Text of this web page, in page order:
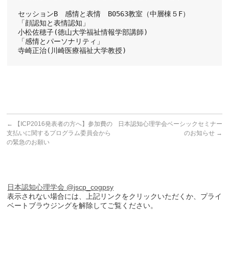
セッションB　感情と表情　B0563教室（中層棟５F）
「顔認知と表情認知」
小松佐穂子(徳山大学福祉情報学部講師)
「感情とパーソナリティ」
寺崎正治(川崎医療福祉大学教授)
←
【ICP2016発表者の方へ】参加費の
支払いに関するプログラム委員会から
の緊急のお願い
日本認知心理学会ベーシックセミナー
のお知らせ →
日本認知心理学会 @jscp_cogpsy
表示されない場合には、上記リンクをクリックいただくか、プライ
ベートブラウジングを解除してご覧ください。